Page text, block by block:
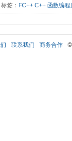
签： FC++ C++ 函数编程
联系我们 商务合作